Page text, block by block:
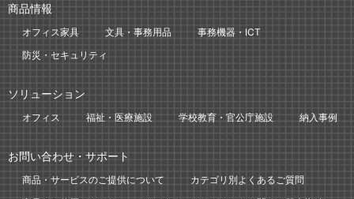
商品情報
オフィス家具 文具・事務用品
事務機器・ICT
防災・セキュリティ
ソリューション
オフィス 福祉・医療施設 学校教育・官公庁施設 納入事例
お問い合わせ・サポート
商品・サービスのご提供について
カテゴリ別よくあるご質問